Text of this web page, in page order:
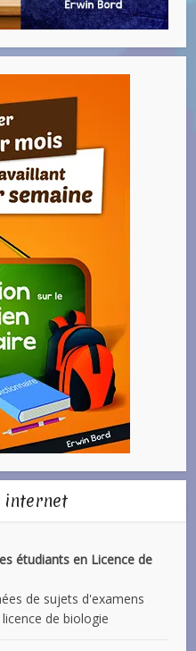
internet
étudiants en Licence de
de sujets d'examens
de biologie